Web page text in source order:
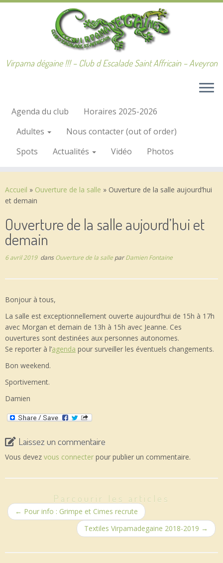
Passer
Virpama dégaine !!! – Club d Escalade Saint Affricain – Aveyron
Agenda du club
Horaires 2025-2026
Adultes
Nous contacter (out of order)
Spots
Actualités Vidéo Photos
Accueil » Ouverture de la salle » Ouverture de la salle aujourd’hui
et demain
Ouverture de la salle aujourd’hui et
demain
6 avril 2019dansOuverture de la salle parDamien Fontaine
Bonjour à tous,
La salle est exceptionnellement ouverte aujourd’hui de 15h à 17h
avec Morgan et demain de 13h à 15h avec Jeanne. Ces
ouvertures sont destinées aux personnes autonomes.
Se reporter à l’agenda pour surveiller les éventuels changements.
Bon weekend.
Sportivement.
Damien
Laissez un commentaire
Vous devez vous connecter pour publier un commentaire.
Parcourir les articles
← Pour info : Grimpe et Cimes recrute
Textiles Virpamadegaine 2018-2019 →